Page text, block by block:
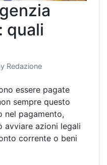
quali
Redazione
essere pagate
sempre questo
nel pagamento,
avviare azioni legali
corrente o beni